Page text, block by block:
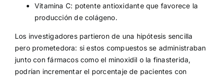
Vitamina C: potente antioxidante que favorece la
producción de colágeno.
Los investigadores partieron de una hipótesis sencilla
pero prometedora: si estos compuestos se administraban
junto con fármacos como el minoxidil o la finasterida,
podrían incrementar el porcentaje de pacientes con